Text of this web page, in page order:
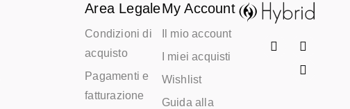
Area Legale
Condizioni di
acquisto
Pagamenti e
fatturazione
My Account
Il mio account
I miei acquisti
Wishlist
Guida alla